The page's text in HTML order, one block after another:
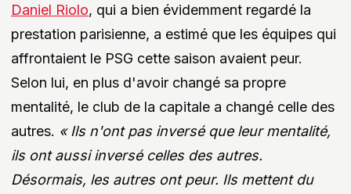
Daniel Riolo, qui a bien évidemment regardé la
prestation parisienne, a estimé que les équipes qui
affrontaient le PSG cette saison avaient peur.
Selon lui, en plus d'avoir changé sa propre
mentalité, le club de la capitale a changé celle des
autres. « Ils n'ont pas inversé que leur mentalité,
ils ont aussi inversé celles des autres.
Désormais, les autres ont peur. Ils mettent du